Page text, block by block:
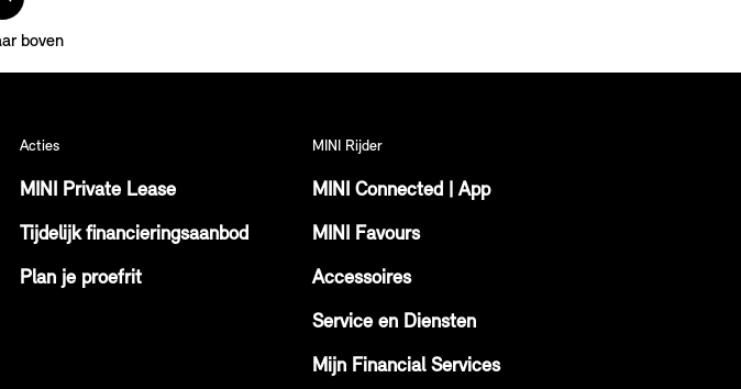
boven
Acties
MINI Private Lease
Tijdelijk financieringsaanbod
Plan je proefrit
MINI Rijder
MINI Connected | App
MINI Favours
Accessoires
Service en Diensten
Mijn Financial Services